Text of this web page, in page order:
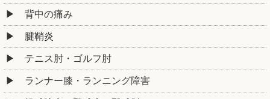
背中の痛み
腱鞘炎
テニス肘・ゴルフ肘
ランナー膝・ランニング障害